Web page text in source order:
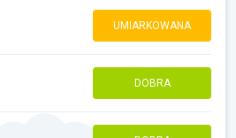
UMIARKOWANA
DOBRA